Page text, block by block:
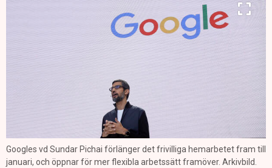
Googles vd Sundar Pichai förlänger det frivilliga hemarbetet fram till
januari, och öppnar för mer flexibla arbetssätt framöver. Arkivbild.